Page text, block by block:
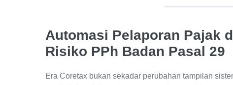
Automasi Pelaporan Pajak
Risiko PPh Badan Pasal 29
Era Coretax bukan sekadar perubahan tampilan